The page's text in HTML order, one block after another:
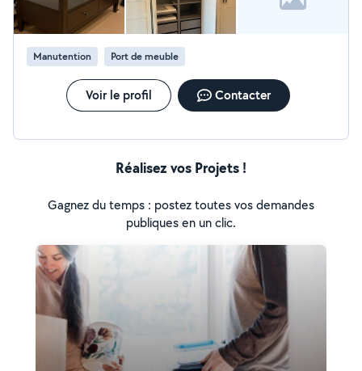
Manutention Port de meuble
Voir le profil Contacter
Réalisez vos Projets !
Gagnez du temps : postez toutes vos demandes
publiques en un clic.